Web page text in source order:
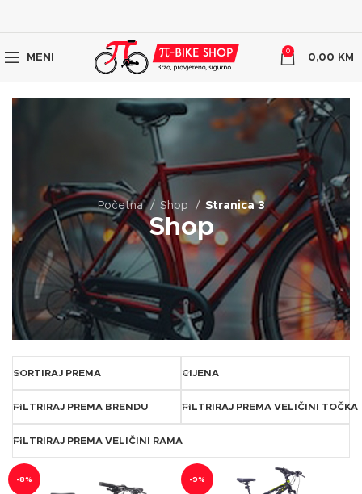
MENI
0
0,00 KM
Početna Shop Stranica 3
Shop
SORTIRAJ PREMA CIJENA
FILTRIRAJ PREMA BRENDU FILTRIRAJ PREMA VELIČINI TOČKA
FILTRIRAJ PREMA VELIČINI RAMA
-8% -9%